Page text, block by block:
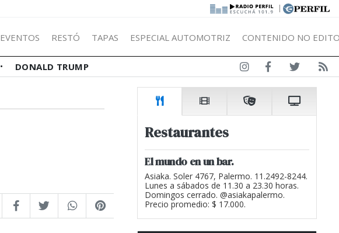
|
EVENTOS RESTÓ TAPAS ESPECIAL AUTOMOTRIZ CONTENIDO NO
DONALD TRUMP
Restaurantes
El mundo en un bar.
Asiaka. Soler 4767, Palermo. 11.2492-8244.
Lunes a sábados de 11.30 a 23.30 horas.
Domingos cerrado. @asiakapalermo.
Precio promedio: $ 17.000.